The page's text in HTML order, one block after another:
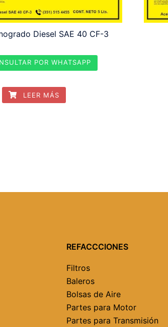
Diesel SAE 40 CF-3
POR WHATSAPP
LEER MÁS
REFACCCIONES
Filtros
Baleros
Bolsas de Aire
Partes para Motor
Partes para Transmisión